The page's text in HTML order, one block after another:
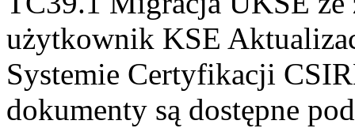
użytkownik KSE
Systemie Certyfikacji
dokumenty są dostępne